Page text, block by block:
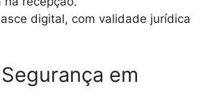
digital, com validade jurídica
em